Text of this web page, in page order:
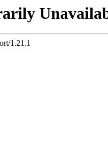
1.21.1